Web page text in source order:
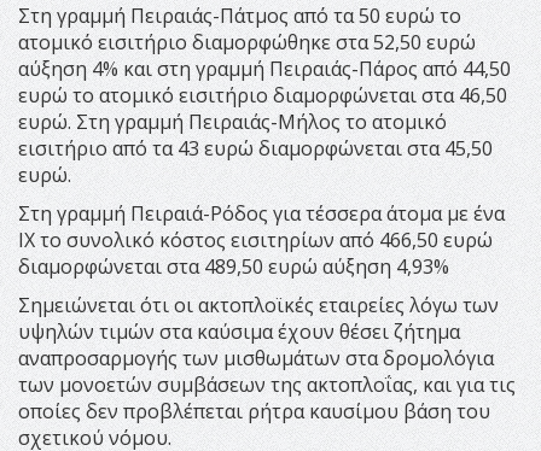
Στη γραμμή Πειραιάς-Πάτμος από τα 50 ευρώ το
ατομικό εισιτήριο διαμορφώθηκε στα 52,50 ευρώ
αύξηση 4% και στη γραμμή Πειραιάς-Πάρος από 44,50
ευρώ το ατομικό εισιτήριο διαμορφώνεται στα 46,50
ευρώ. Στη γραμμή Πειραιάς-Μήλος το ατομικό
εισιτήριο από τα 43 ευρώ διαμορφώνεται στα 45,50
ευρώ.
Στη γραμμή Πειραιά-Ρόδος για τέσσερα άτομα με ένα
ΙΧ το συνολικό κόστος εισιτηρίων από 466,50 ευρώ
διαμορφώνεται στα 489,50 ευρώ αύξηση 4,93%
Σημειώνεται ότι οι ακτοπλοϊκές εταιρείες λόγω των
υψηλών τιμών στα καύσιμα έχουν θέσει ζήτημα
αναπροσαρμογής των μισθωμάτων στα δρομολόγια
των μονοετών συμβάσεων της ακτοπλοΐας, και για τις
οποίες δεν προβλέπεται ρήτρα καυσίμου βάση του
σχετικού νόμου.